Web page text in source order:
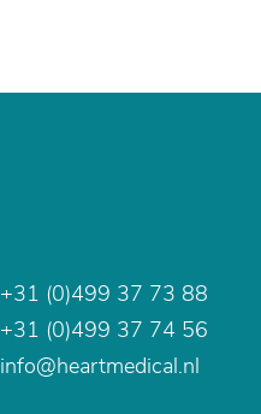
+31 (0)499 37 73 88
+31 (0)499 37 74 56
info@heartmedical.nl